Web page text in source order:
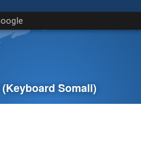
(Keyboard Somali)